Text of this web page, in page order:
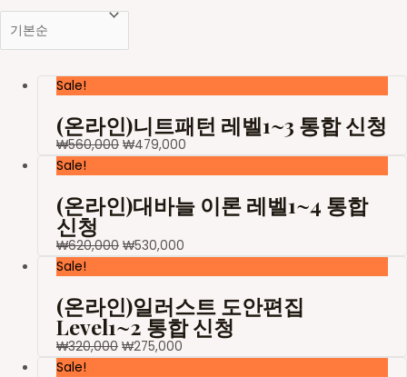
Sale!
(온라인)니트패턴 레벨1~3 통합 신청
₩560,000 ₩479,000
Sale!
(온라인)대바늘 이론 레벨1~4 통합
신청
₩620,000 ₩530,000
Sale!
(온라인)일러스트 도안편집
Level1~2 통합 신청
₩320,000 ₩275,000
Sale!